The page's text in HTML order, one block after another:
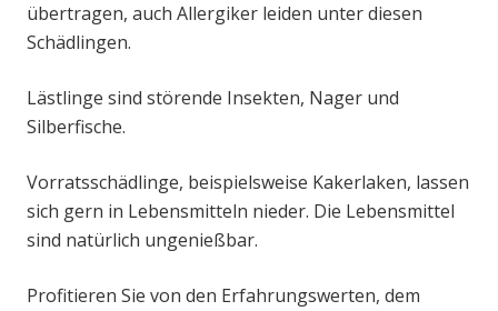
übertragen, auch Allergiker leiden unter diesen
Schädlingen.
Lästlinge sind störende Insekten, Nager und
Silberfische.
Vorratsschädlinge, beispielsweise Kakerlaken, lassen
sich gern in Lebensmitteln nieder. Die Lebensmittel
sind natürlich ungenießbar.
Profitieren Sie von den Erfahrungswerten, dem